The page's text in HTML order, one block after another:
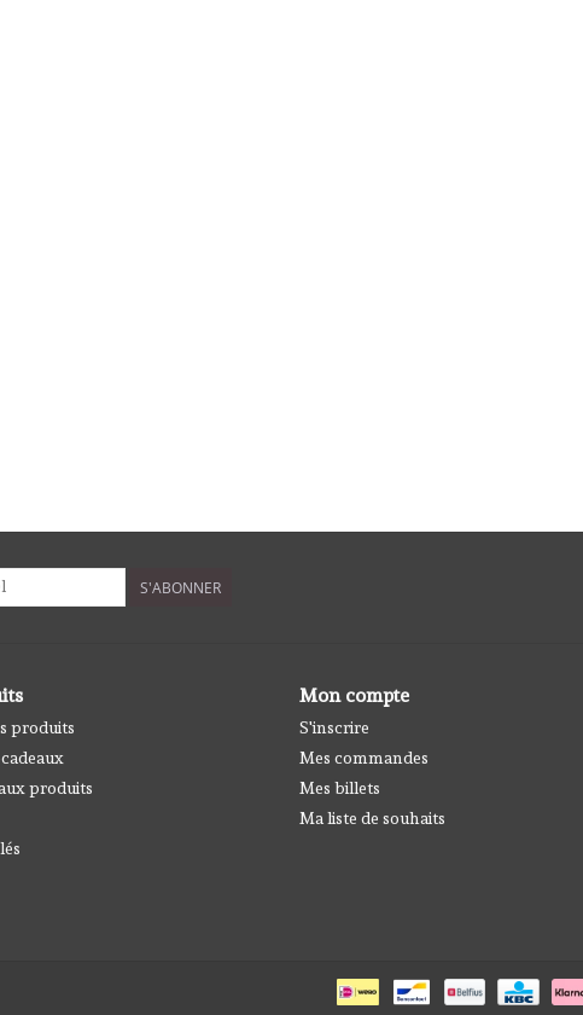
S'ABONNER
produits
produits
Mon compte
S'inscrire
Mes commandes
Mes billets
Ma liste de souhaits